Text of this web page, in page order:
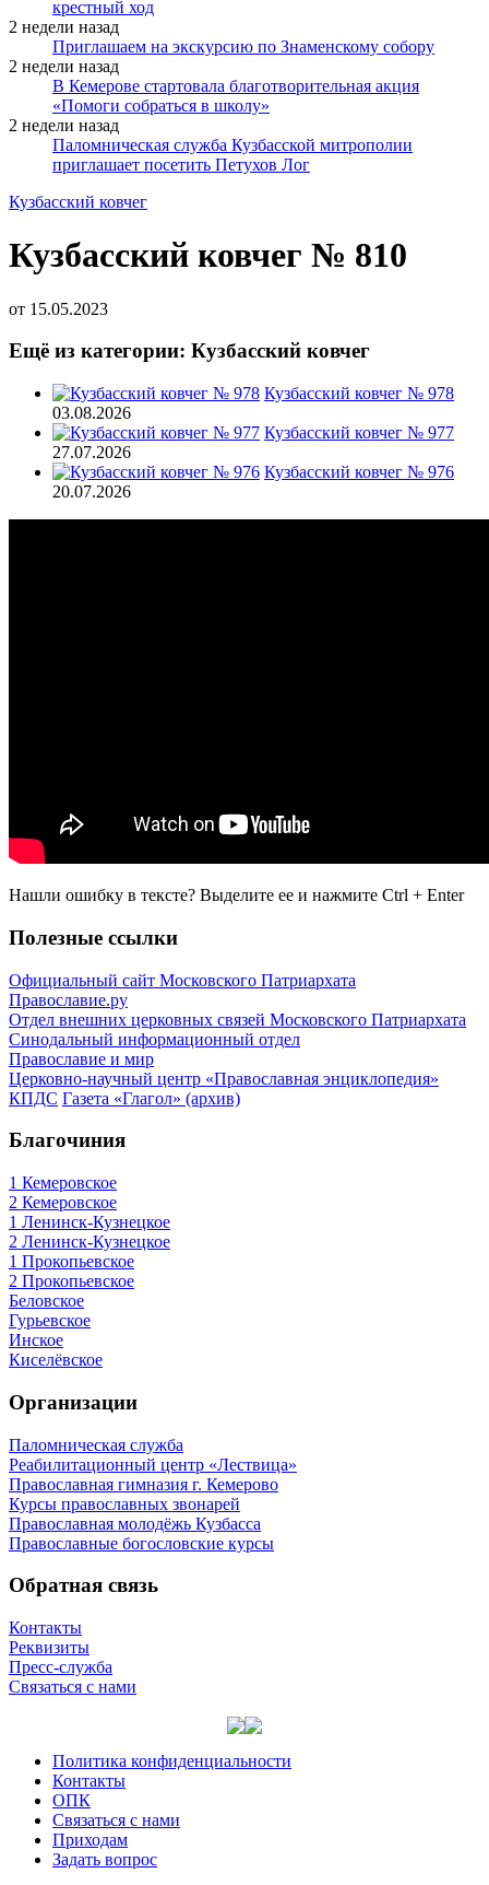
крестный ход
2 недели назад
Приглашаем на экскурсию по Знаменскому собору
2 недели назад
В Кемерове стартовала благотворительная акция
«Помоги собраться в школу»
2 недели назад
Паломническая служба Кузбасской митрополии
приглашает посетить Петухов Лог
Кузбасский ковчег
Кузбасский ковчег № 810
от 15.05.2023
Ещё из категории: Кузбасский ковчег
Кузбасский ковчег № 978
03.08.2026
Кузбасский ковчег № 977
27.07.2026
Кузбасский ковчег № 976
20.07.2026
Нашли ошибку в тексте? Выделите ее и нажмите Ctrl + Enter
Полезные ссылки
Официальный сайт Московского Патриархата
Православие.ру
Отдел внешних церковных связей Московского Патриархата
Синодальный информационный отдел
Православие и мир
Церковно-научный центр «Православная энциклопедия»
КПДС Газета «Глагол» (архив)
Благочиния
1 Кемеровское
2 Кемеровское
1 Ленинск-Кузнецкое
2 Ленинск-Кузнецкое
1 Прокопьевское
2 Прокопьевское
Беловское
Гурьевское
Инское
Киселёвское
Организации
Паломническая служба
Реабилитационный центр «Лествица»
Православная гимназия г. Кемерово
Курсы православных звонарей
Православная молодёжь Кузбасса
Православные богословские курсы
Обратная связь
Контакты
Реквизиты
Пресс-служба
Связаться с нами
Политика конфиденциальности
Контакты
ОПК
Связаться с нами
Приходам
Задать вопрос